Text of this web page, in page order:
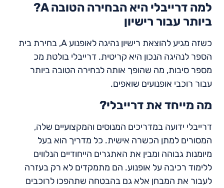
?A למה דרייבלי היא הבחירה הטובה
ביותר עבור רישיון
כשזה מגיע להוצאת רישיון נהיגה לאופנוע A, בחירת בית
הספר לנהיגה הנכון היא קריטית. דרייבלי בולטת מכ
מספר סיבות, מה שהופך אותה לבחירה הטובה ביותר
עבור רוכבי אופנועים שואפים.
מה מייחד את דרייבלי?
דרייבלי ידועה במדריכים המנוסים והמקצועיים שלה,
המסורים למתן הכשרה אישית. כל מדריך הוא בעל
מיומנות גבוהה ומבין את האתגרים הייחודיים הנלווים
ללימוד רכיבה על אופנוע. הם מתמקדים לא רק בעזרה
לעבור את המבחן אלא גם בהבטחה שתהפכו לרוכבים